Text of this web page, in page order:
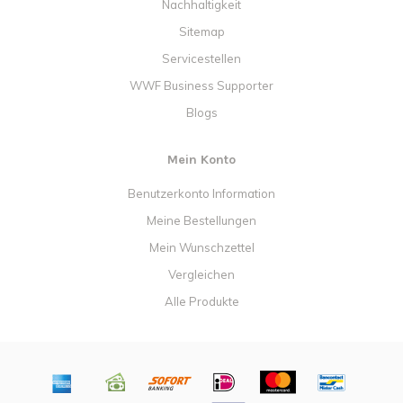
Nachhaltigkeit
Sitemap
Servicestellen
WWF Business Supporter
Blogs
Mein Konto
Benutzerkonto Information
Meine Bestellungen
Mein Wunschzettel
Vergleichen
Alle Produkte